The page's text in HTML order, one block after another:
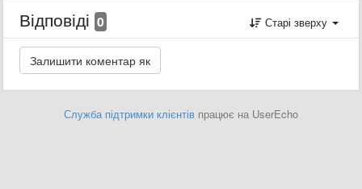
Відповіді 0 Старі зверху
Служба підтримки клієнтів працює на UserEcho